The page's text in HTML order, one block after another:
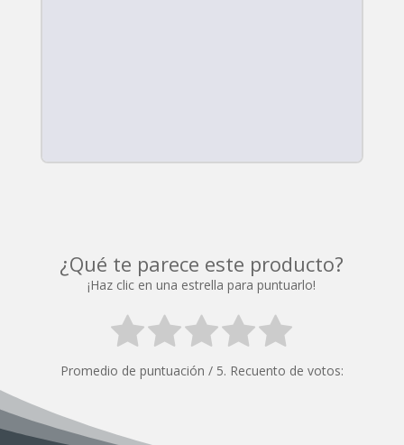
¿Qué te parece este producto?
¡Haz clic en una estrella para puntuarlo!
Promedio de puntuación / 5. Recuento de votos: